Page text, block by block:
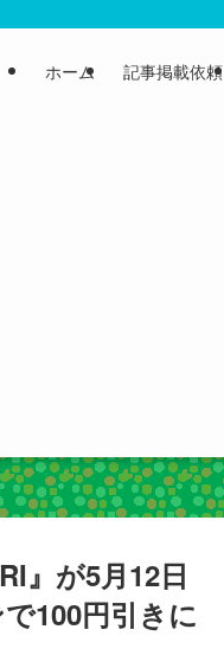
ホーム 記事掲載依頼
』が5月12日
100円引きに